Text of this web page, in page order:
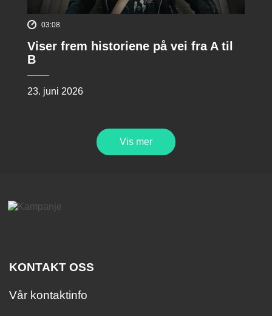
03:08
Viser frem historiene på vei fra A til
B
23. juni 2026
Vis mer
KONTAKT OSS
Vår kontaktinfo